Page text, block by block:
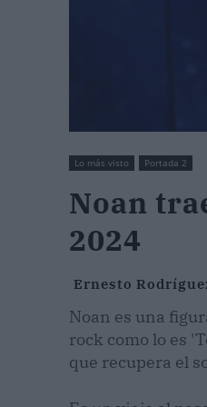
Lo más visto Portada 2
Noan
2024
Ernesto
Noan es una
rock como lo es
que recupera el